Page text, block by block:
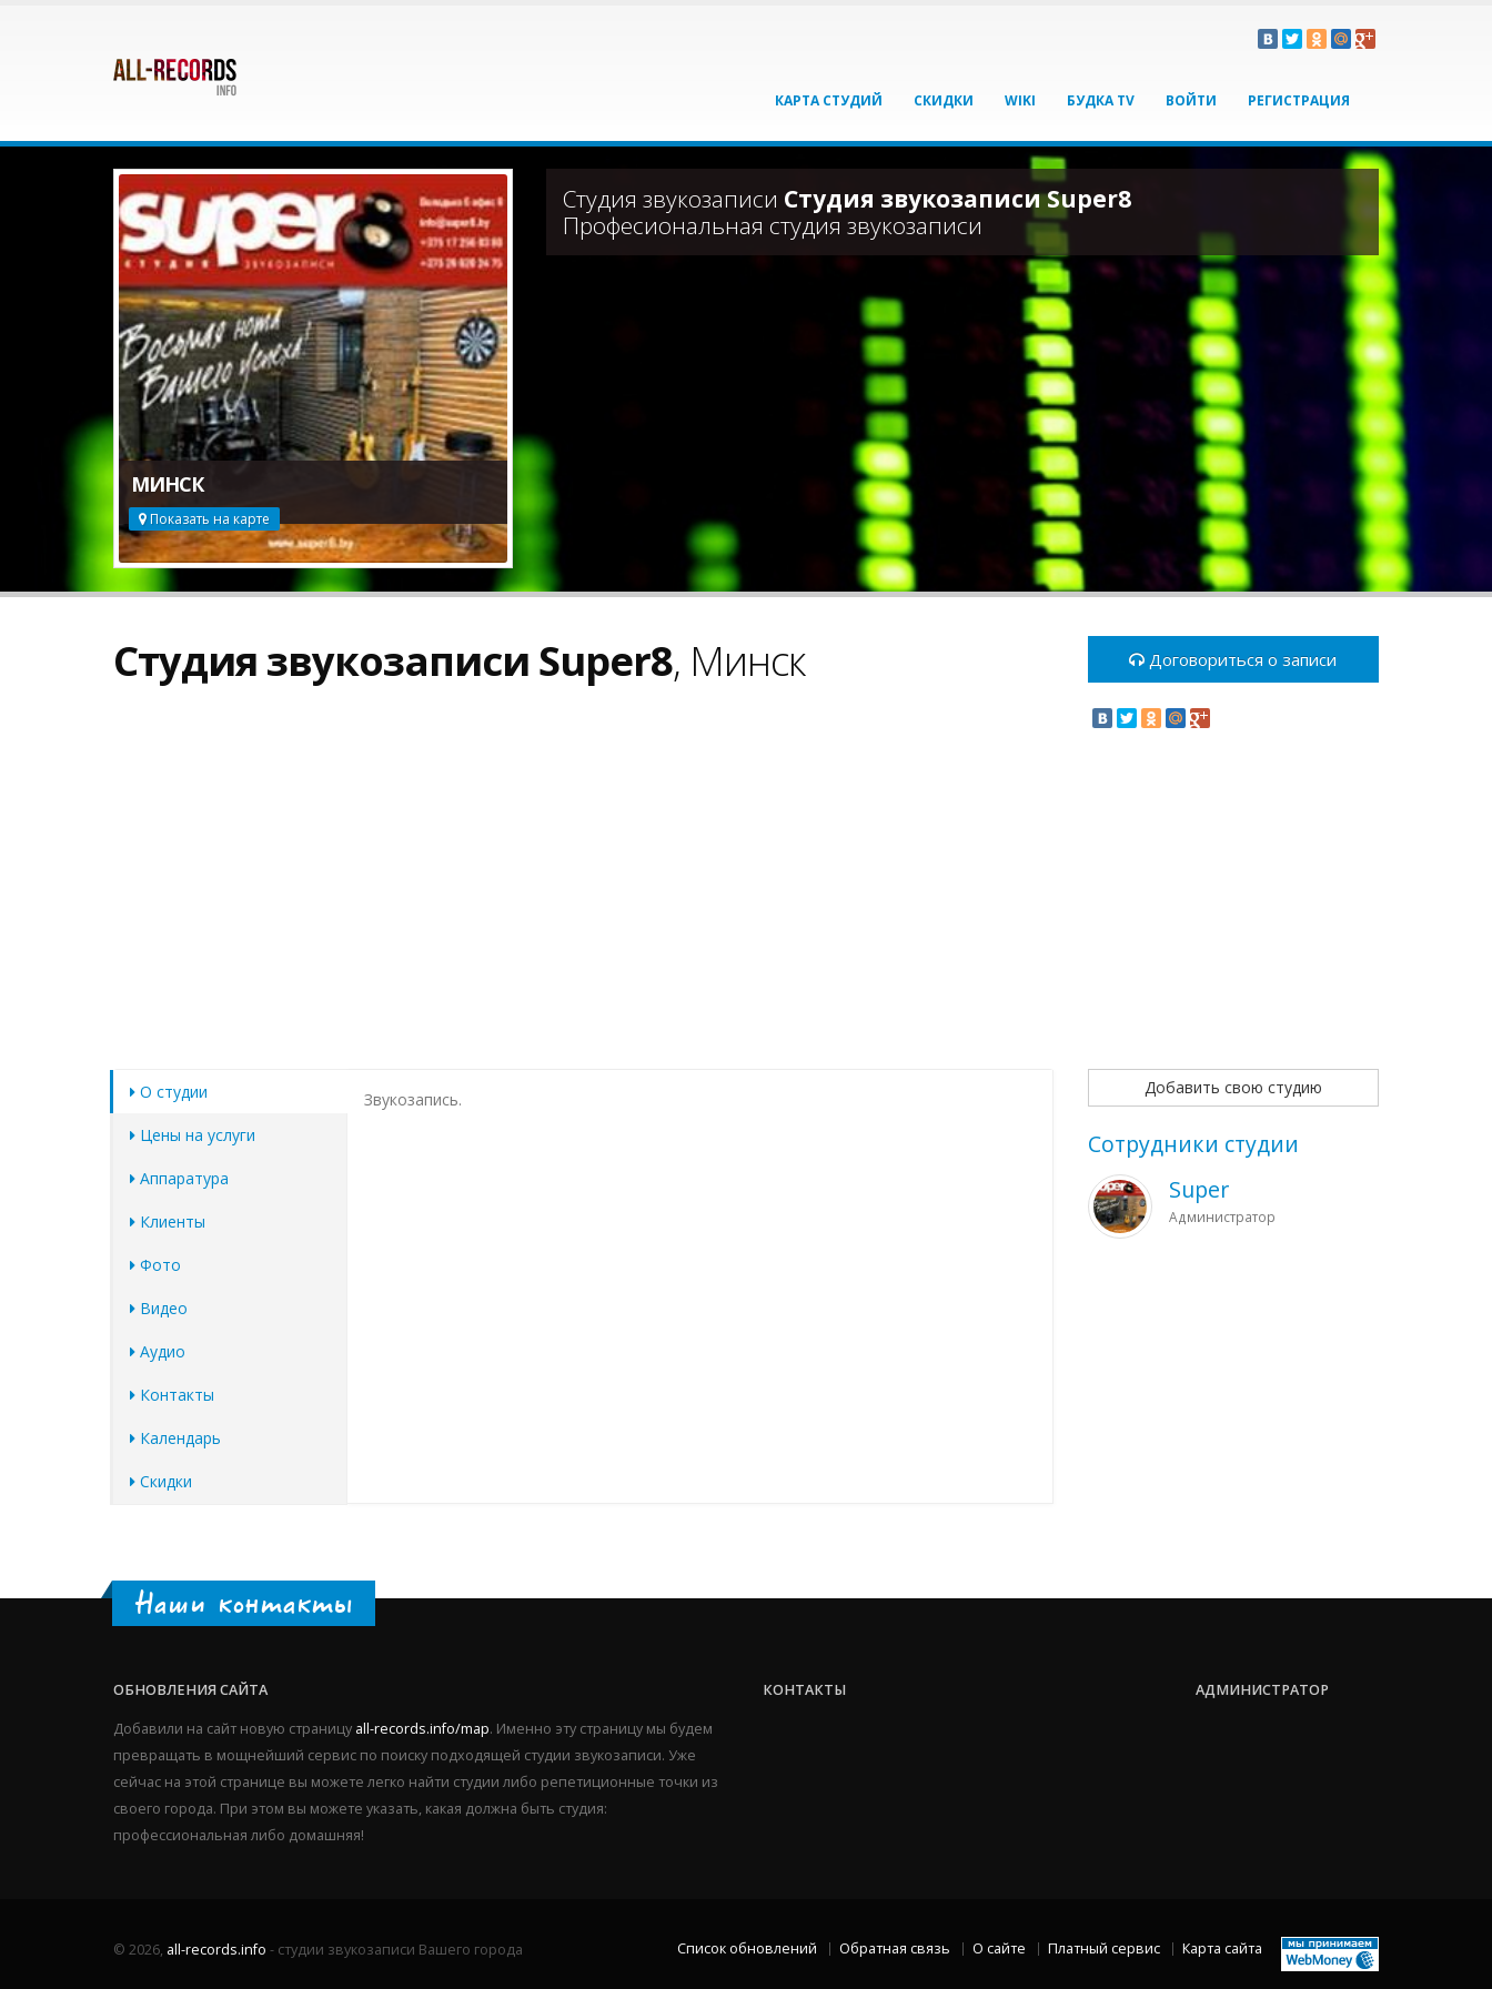
КАРТА СТУДИЙ СКИДКИ WIKI БУДКА TV ВОЙТИ РЕГИСТРАЦИЯ
МИНСК
Показать на карте
Студия звукозаписи Студия звукозаписи Super8
Професиональная студия звукозаписи
Студия звукозаписи Super8, Минск Договориться о записи
О студии
Цены на услуги
Аппаратура
Клиенты
Фото
Видео
Аудио
Контакты
Календарь
Скидки
Звукозапись.
Добавить свою студию
Сотрудники студии
Super
Администратор
Наши контакты
ОБНОВЛЕНИЯ САЙТА
Добавили на сайт новую страницу all-records.info/map. Именно эту страницу мы будем
превращать в мощнейший сервис по поиску подходящей студии звукозаписи. Уже
сейчас на этой странице вы можете легко найти студии либо репетиционные точки из
своего города. При этом вы можете указать, какая должна быть студия:
профессиональная либо домашняя!
КОНТАКТЫ АДМИНИСТРАТОР
© 2026, all-records.info - студии звукозаписи Вашего города Список обновлений Обратная связь О сайте Платный сервис Карта сайта